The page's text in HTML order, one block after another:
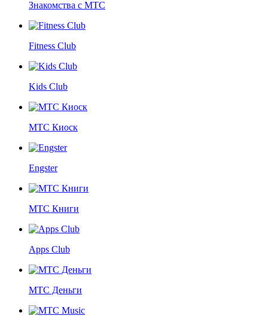
Знакомства с МТС
Fitness Club
Kids Club
МТС Киоск
Engster
МТС Книги
Apps Club
МТС Деньги